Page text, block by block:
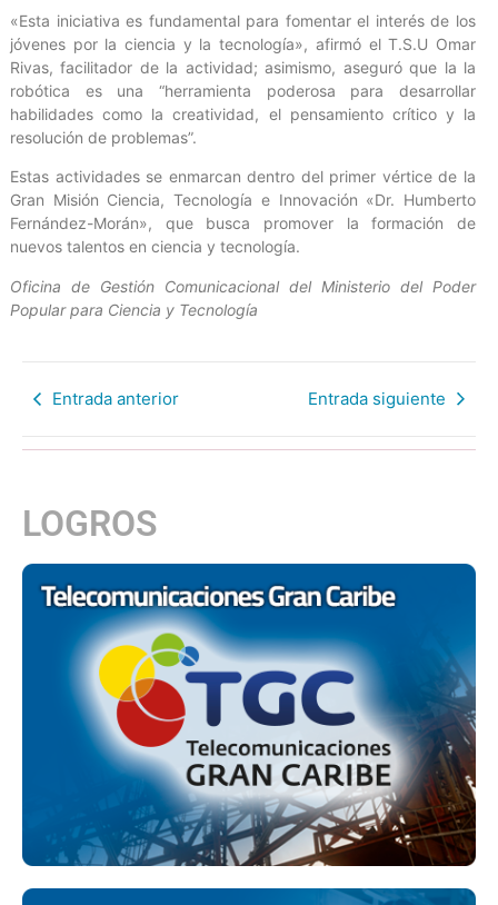
«Esta iniciativa es fundamental para fomentar el interés de los
jóvenes por la ciencia y la tecnología», afirmó el T.S.U Omar
Rivas, facilitador de la actividad; asimismo, aseguró que la la
robótica es una “herramienta poderosa para desarrollar
habilidades como la creatividad, el pensamiento crítico y la
resolución de problemas”.
Estas actividades se enmarcan dentro del primer vértice de la
Gran Misión Ciencia, Tecnología e Innovación «Dr. Humberto
Fernández-Morán», que busca promover la formación de
nuevos talentos en ciencia y tecnología.
Oficina de Gestión Comunicacional del Ministerio del Poder
Popular para Ciencia y Tecnología
Entrada anterior Entrada siguiente
LOGROS